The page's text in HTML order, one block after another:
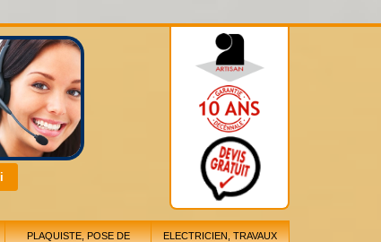
PLAQUISTE, POSE DE
ELECTRICIEN, TRAVAUX